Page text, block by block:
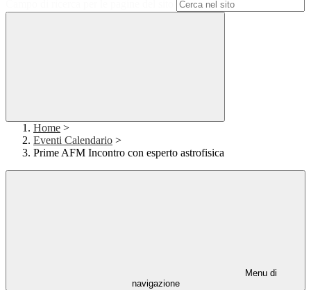
Home >
Eventi Calendario >
Prime AFM Incontro con esperto astrofisica
Menu di
navigazione